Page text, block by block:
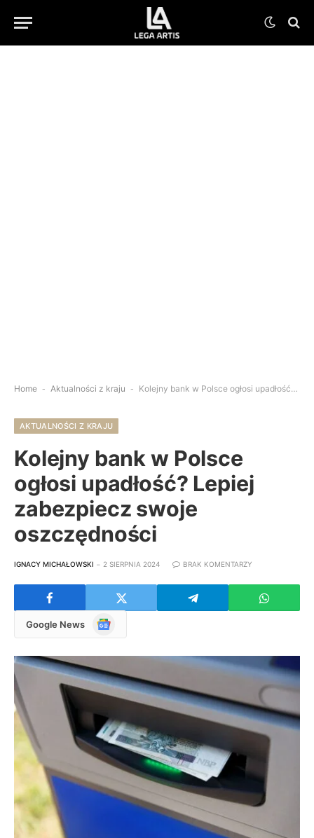
Home - Aktualności z kraju - Kolejny bank w Polsce ogłosi upadłość? Lepiej zabezpiecz swoje oszczędności
AKTUALNOŚCI Z KRAJU
Kolejny bank w Polsce
ogłosi upadłość? Lepiej
zabezpiecz swoje
oszczędności
IGNACY MICHAŁOWSKI 2 SIERPNIA 2024 BRAK KOMENTARZY
Google News
Google